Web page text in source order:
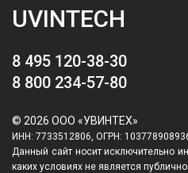
UVINTECH
8 495 120-38-30
8 800 234-57-80
© 2026 ООО «УВИНТЕХ»
ИНН: 7733512806, ОГРН:
Данный сайт носит исключительно
каких условиях не является